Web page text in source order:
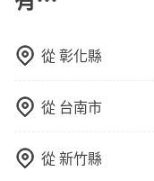
從彰化縣
從 台南市
從新竹縣